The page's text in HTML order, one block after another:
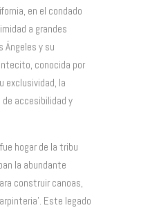
en el condado
a grandes
Ángeles y su
conocida por
exclusividad, la
accesibilidad y
hogar de la tribu
la abundante
construir canoas,
Este legado